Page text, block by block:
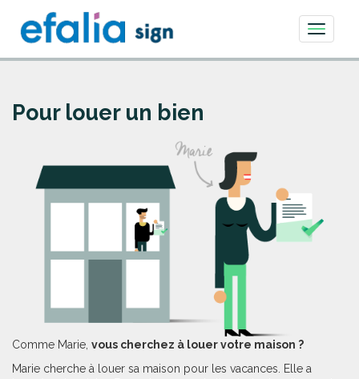
Toggle
Pour louer un bien
Comme Marie, vous cherchez à louer votre maison ?
Marie cherche à louer sa maison pour les vacances. Elle a